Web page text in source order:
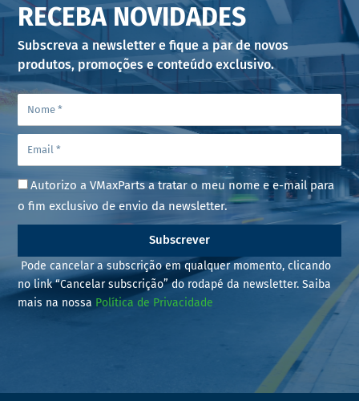
RECEBA NOVIDADES
Subscreva a newsletter e fique a par de novos
produtos, promoções e conteúdo exclusivo.
Autorizo a VMaxParts a tratar o meu nome e e-mail para
o fim exclusivo de envio da newsletter.
Subscrever
Pode cancelar a subscrição em qualquer momento, clicando
no link “Cancelar subscrição” do rodapé da newsletter. Saiba
mais na nossa Política de Privacidade